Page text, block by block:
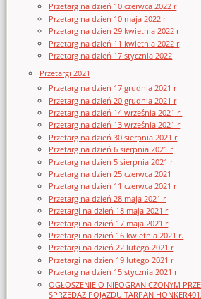
Przetarg na dzień 10 czerwca 2022 r
Przetarg na dzień 10 maja 2022 r
Przetarg na dzień 29 kwietnia 2022 r
Przetarg na dzień 11 kwietnia 2022 r
Przetarg na dzień 17 stycznia 2022
Przetargi 2021
Przetarg na dzień 17 grudnia 2021 r
Przetarg na dzień 20 grudnia 2021 r
Przetarg na dzień 14 września 2021 r.
Przetarg na dzień 13 września 2021 r
Przetarg na dzień 30 sierpnia 2021 r
Przetarg na dzień 6 sierpnia 2021 r
Przetarg na dzień 5 sierpnia 2021 r
Przetarg na dzień 25 czerwca 2021
Przetarg na dzień 11 czerwca 2021 r
Przetarg na dzień 28 maja 2021 r
Przetargi na dzień 18 maja 2021 r
Przetargi na dzień 17 maja 2021 r
Przetargi na dzień 16 kwietnia 2021 r.
Przetargi na dzień 22 lutego 2021 r
Przetargi na dzień 19 lutego 2021 r
Przetarg na dzień 15 stycznia 2021 r
OGŁOSZENIE O NIEOGRANICZONYM
SPRZEDAŻ POJAZDU TARPAN